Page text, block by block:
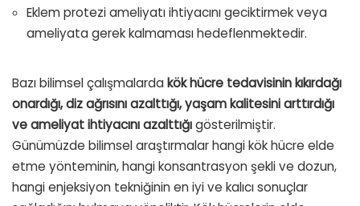
Eklem protezi ameliyatı ihtiyacını geciktirmek veya
ameliyata gerek kalmaması hedeflenmektedir.
Bazı bilimsel çalışmalarda kök hücre tedavisinin kıkırdağı
onardığı, diz ağrısını azalttığı, yaşam kalitesini arttırdığı
ve ameliyat ihtiyacını azalttığıgösterilmiştir.
Günümüzde bilimsel araştırmalar hangi kök hücre elde
etme yönteminin, hangi konsantrasyon şekli ve dozun,
hangi enjeksiyon tekniğinin en iyi ve kalıcı sonuçlar